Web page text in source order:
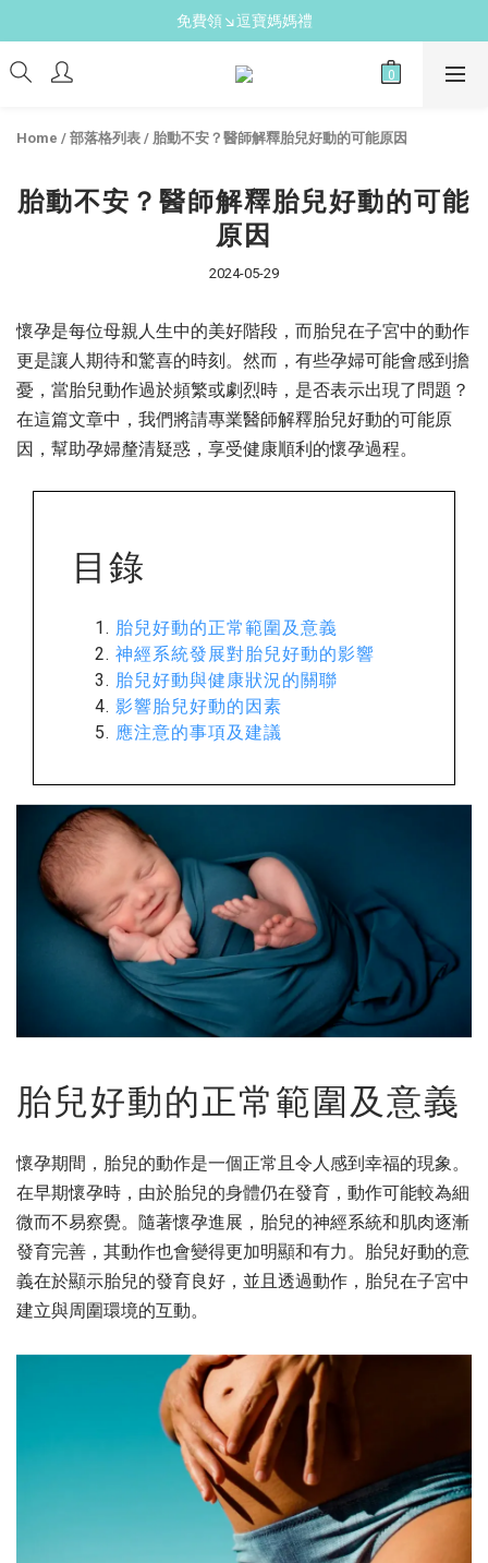
新手爸媽必備↘育兒懶人包
免費領↘逗寶媽媽禮
送禮心意↘親子胺基酸潔膚皂(金箔紫草)
Home / 部落格列表 / 胎動不安？醫師解釋胎兒好動的可能原因
胎動不安？醫師解釋胎兒好動的可能
原因
2024-05-29
懷孕是每位母親人生中的美好階段，而胎兒在子宮中的動作
更是讓人期待和驚喜的時刻。然而，有些孕婦可能會感到擔
憂，當胎兒動作過於頻繁或劇烈時，是否表示出現了問題？
在這篇文章中，我們將請專業醫師解釋胎兒好動的可能原
因，幫助孕婦釐清疑惑，享受健康順利的懷孕過程。
目錄
胎兒好動的正常範圍及意義
神經系統發展對胎兒好動的影響
胎兒好動與健康狀況的關聯
影響胎兒好動的因素
應注意的事項及建議
胎兒好動的正常範圍及意義
懷孕期間，胎兒的動作是一個正常且令人感到幸福的現象。
在早期懷孕時，由於胎兒的身體仍在發育，動作可能較為細
微而不易察覺。隨著懷孕進展，胎兒的神經系統和肌肉逐漸
發育完善，其動作也會變得更加明顯和有力。胎兒好動的意
義在於顯示胎兒的發育良好，並且透過動作，胎兒在子宮中
建立與周圍環境的互動。